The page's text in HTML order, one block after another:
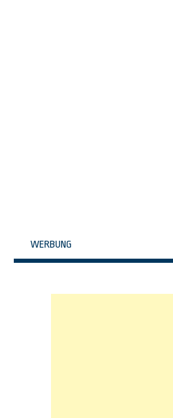
WERBUNG